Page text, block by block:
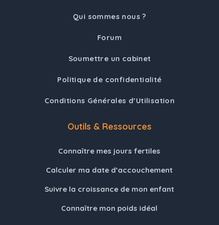
Qui sommes nous ?
Forum
Soumettre un cabinet
Politique de confidentialité
Conditions Générales d’Utilisation
Outils & Ressources
Connaître mes jours fertiles
Calculer ma date d’accouchement
Suivre la croissance de mon enfant
Connaître mon poids idéal